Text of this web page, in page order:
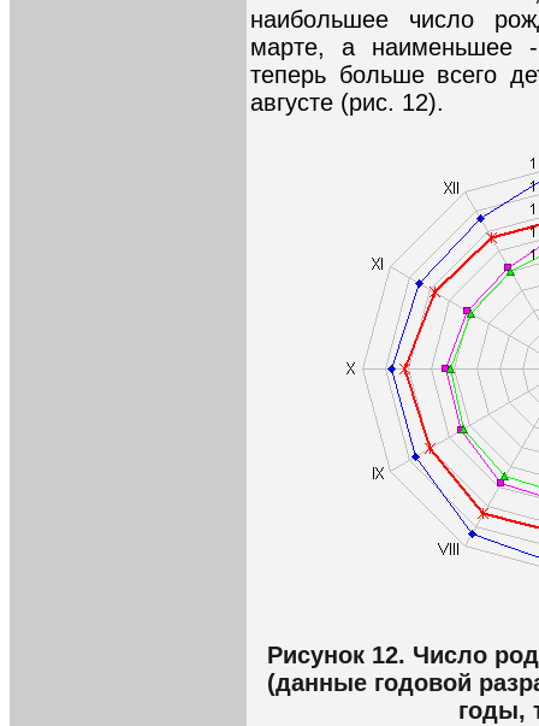
наибольшее число
марте, а наименьшее
теперь больше всего
августе (рис. 12).
Рисунок 12. Число
(данные годовой
годы,